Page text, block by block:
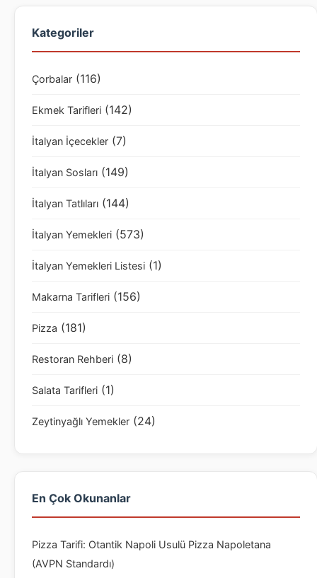
Kategoriler
Çorbalar (116)
Ekmek Tarifleri (142)
İtalyan İçecekler (7)
İtalyan Sosları (149)
İtalyan Tatlıları (144)
İtalyan Yemekleri (573)
İtalyan Yemekleri Listesi (1)
Makarna Tarifleri (156)
Pizza (181)
Restoran Rehberi (8)
Salata Tarifleri (1)
Zeytinyağlı Yemekler (24)
En Çok Okunanlar
Pizza Tarifi: Otantik Napoli Usulü Pizza Napoletana
(AVPN Standardı)